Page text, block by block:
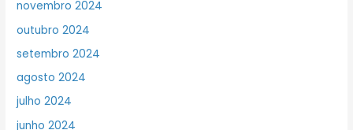
novembro 2024
outubro 2024
setembro 2024
agosto 2024
julho 2024
junho 2024